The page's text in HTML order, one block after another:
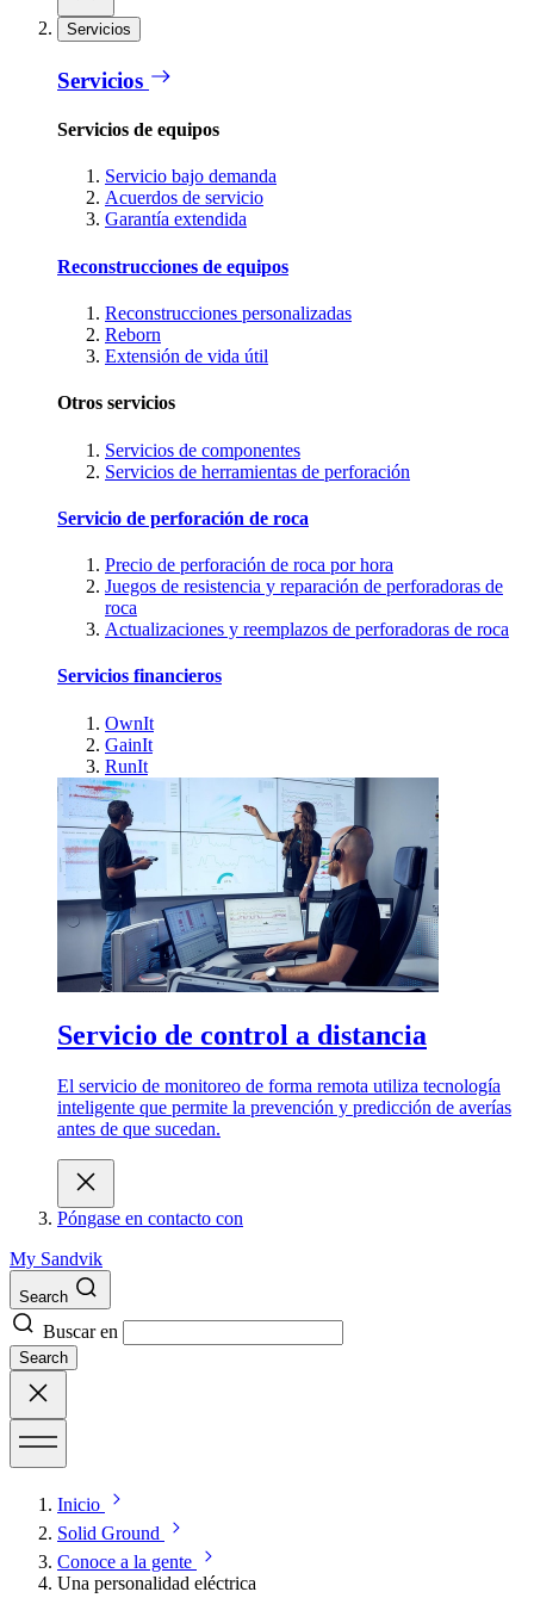
Servicios
Servicios
Servicios de equipos
Servicio bajo demanda
Acuerdos de servicio
Garantía extendida
Reconstrucciones de equipos
Reconstrucciones personalizadas
Reborn
Extensión de vida útil
Otros servicios
Servicios de componentes
Servicios de herramientas de perforación
Servicio de perforación de roca
Precio de perforación de roca por hora
Juegos de resistencia y reparación de perforadoras de
roca
Actualizaciones y reemplazos de perforadoras de roca
Servicios financieros
OwnIt
GainIt
RunIt
Servicio de control a distancia
El servicio de monitoreo de forma remota utiliza tecnología
inteligente que permite la prevención y predicción de averías
antes de que sucedan.
Póngase en contacto con
My Sandvik
Search
Buscar en
Search
Inicio
Solid Ground
Conoce a la gente
Una personalidad eléctrica